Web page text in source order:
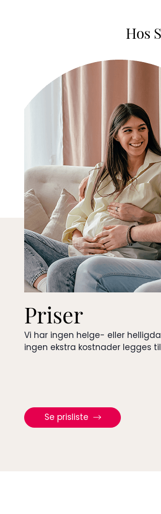
Hos
Priser
Vi har ingen helge- eller
ingen ekstra kostnader legges til
Se prisliste